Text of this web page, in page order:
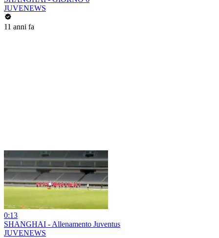
JUVENEWS
11 anni fa
0:13
SHANGHAI - Allenamento Juventus
JUVENEWS